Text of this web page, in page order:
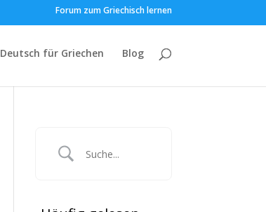
Forum zum Griechisch lernen
Deutsch für Griechen Blog